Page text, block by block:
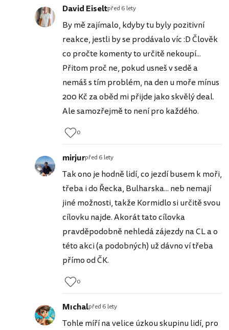
David Eiseltpřed 6 lety
By mě zajímalo, kdyby tu byly pozitivní
reakce, jestli by se prodávalo víc :D Člověk
co pročte komenty to určitě nekoupí...
Přitom proč ne, pokud usneš v sedě a
nemáš s tím problém, na den u moře mínus
200 Kč za oběd mi přijde jako skvělý deal.
Ale samozřejmě to není pro každého.
0
mirjurpřed 6 lety
Tak ono je hodně lidí, co jezdí busem k moři,
třeba i do Řecka, Bulharska... neb nemají
jiné možnosti, takže Kormidlo si určitě svou
cílovku najde. Akorát tato cílovka
pravděpodobně nehledá zájezdy na CL a o
této akci (a podobných) už dávno ví třeba
přímo od ČK.
0
Mıchalpřed 6 lety
Tohle míří na velice úzkou skupinu lidí, pro